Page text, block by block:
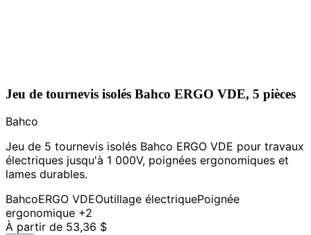
Jeu de tournevis isolés Bahco ERGO VDE, 5 pièces
Bahco
Jeu de 5 tournevis isolés Bahco ERGO VDE pour travaux
électriques jusqu'à 1 000V, poignées ergonomiques et
lames durables.
BahcoERGO VDEOutillage électriquePoignée
ergonomique +2
À partir de 53,36 $